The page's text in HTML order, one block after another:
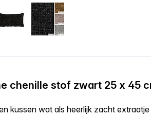
chenille stof zwart 25 x 45
kussen wat als heerlijk zacht